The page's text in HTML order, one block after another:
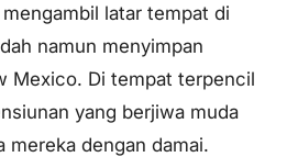
latar tempat di
namun menyimpan
Mexico. Di tempat terpencil
yang berjiwa muda
mereka dengan damai.